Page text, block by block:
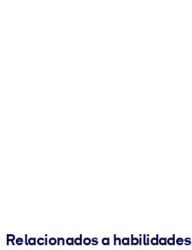
Relacionados a habilidades